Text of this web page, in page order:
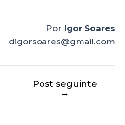
Por Igor Soares
digorsoares@gmail.com
Post seguinte
→